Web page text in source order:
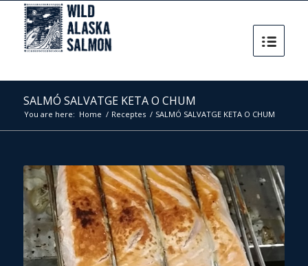
SALMÓ SALVATGE KETA O CHUM
You are here: Home / Receptes / SALMÓ SALVATGE KETA O CHUM